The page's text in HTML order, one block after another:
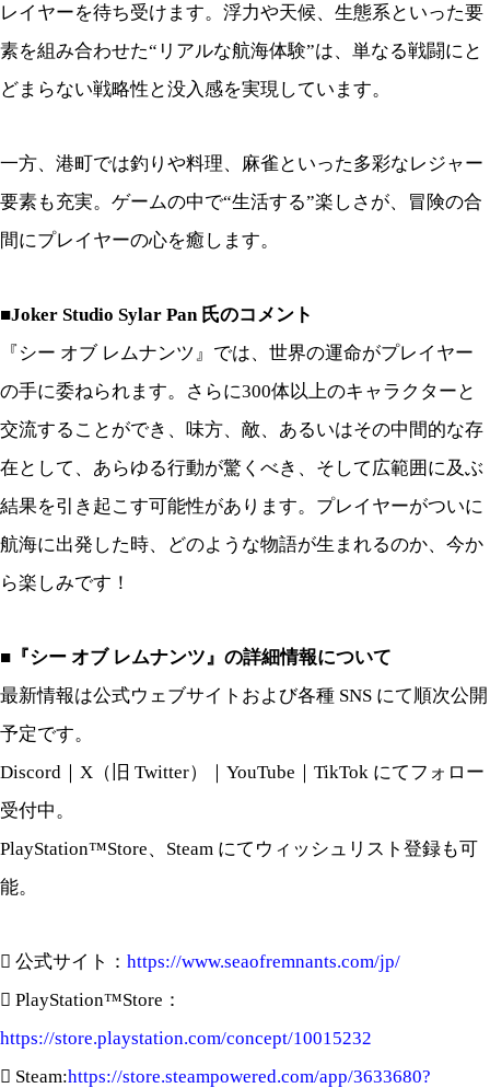
レイヤーを待ち受けます。浮力や天候、生態系といった要
素を組み合わせた“リアルな航海体験”は、単なる戦闘にと
どまらない戦略性と没入感を実現しています。
一方、港町では釣りや料理、麻雀といった多彩なレジャー
要素も充実。ゲームの中で“生活する”楽しさが、冒険の合
間にプレイヤーの心を癒します。
■Joker Studio Sylar Pan 氏のコメント
『シー オブ レムナンツ』では、世界の運命がプレイヤー
の手に委ねられます。さらに300体以上のキャラクターと
交流することができ、味方、敵、あるいはその中間的な存
在として、あらゆる行動が驚くべき、そして広範囲に及ぶ
結果を引き起こす可能性があ ります。プレイヤーがついに
航海に出発した時、どのような物語が生まれるのか、今か
ら楽しみです！
■『シー オブ レムナンツ』の詳細情報について
最新情報は公式ウェブサイトおよび各種 SNS にて順次公開
予定です。
Discord｜X（旧 Twitter）｜YouTube｜TikTok にてフォロー
受付中。
PlayStation™Store、Steam にてウィッシュリスト登録も可
能。
 公式サイト： https://www.seaofremnants.com/jp/
 PlayStation™Store：
https://store.playstation.com/concept/10015232
 Steam:https://store.steampowered.com/app/3633680?